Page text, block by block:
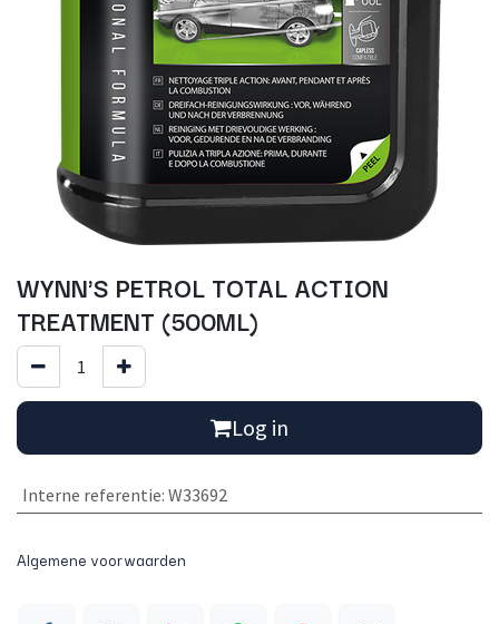
WYNN'S PETROL TOTAL ACTION
TREATMENT (500ML)
Log in
Interne referentie: W33692
Algemene voorwaarden